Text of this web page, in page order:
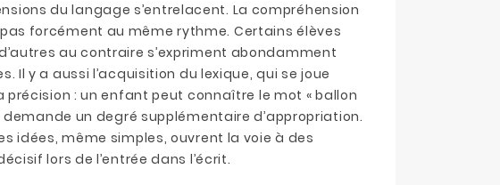
du langage s’entrelacent. La compréhension
forcément au même rythme. Certains élèves
au contraire s’expriment abondamment
Il y a aussi l’acquisition du lexique, qui se joue
: un enfant peut connaître le mot « ballon
demande un degré supplémentaire d’appropriation.
idées, même simples, ouvrent la voie à des
lors de l’entrée dans l’écrit.